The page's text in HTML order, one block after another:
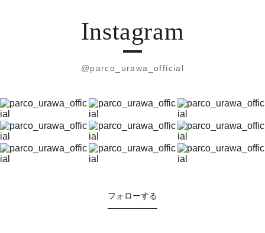
Instagram
@parco_urawa_official
フォローする